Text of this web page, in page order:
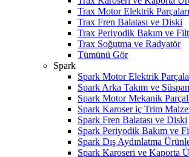
Trax Motor Elektrik Parçaları
Trax Fren Balatası ve Diski
Trax Periyodik Bakım ve
Trax Soğutma ve Radyatör
Tümünü Gör
Spark
Spark Motor Elektrik
Spark Arka Takım ve
Spark Motor Mekanik
Spark Karoser iç Trim
Spark Fren Balatası ve Diski
Spark Periyodik Bakım ve
Spark Dış Aydınlatma
Spark Karoseri ve Kaporta